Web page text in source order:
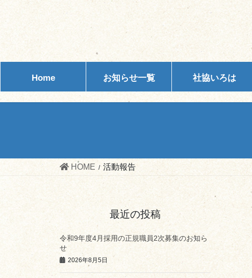
ン
ツ
ス
キ
ビ
シ
ン
に
Home お知らせ一覧 社協いろは
HOME 活動報告
最近の投稿
令和9年度4月採用の正規職員2次募集のお知ら
せ
2026年8月5日